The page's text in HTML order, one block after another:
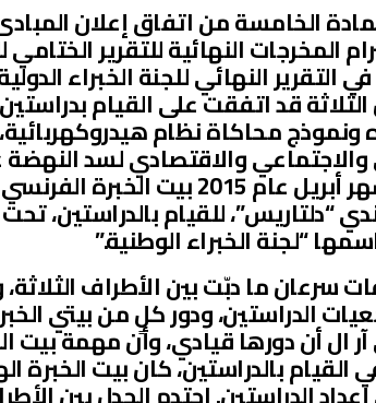
الخامسة من اتفاق إعلان
المخرجات النهائية للتقرير
التقرير النهائي للجنة الخبراء
قد اتفقت على القيام
ونموذج محاكاة نظام
والاجتماعي والاقتصادي لسد
الثلاثة في شهر أبريل عام
“دلتاريس”، للقيام بالدراستين،
“لجنة الخبراء الوطنية.”
سرعان ما دبّت بين الأطراف
الدراستين، ودور كلٍ من بيتي
ال أن دورها قيادي، وأن مهمة بيت
بالدراستين، كان بيت الخبرة